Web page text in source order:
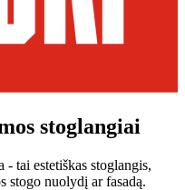
stoglangiai
tai estetiškas stoglangis,
stogo nuolydį ar fasadą.